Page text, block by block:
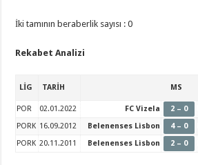
İki tamının beraberlik sayısı : 0
Rekabet Analizi
LİG TARİH MS
POR 02.01.2022 FC Vizela 2 – 0
PORK 16.09.2012 Belenenses Lisbon 4 – 0
PORK 20.11.2011 Belenenses Lisbon 2 – 0